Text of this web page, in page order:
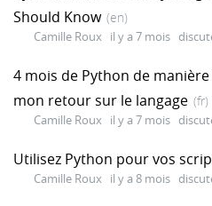
Should Know (en)
Camille Roux il y a 7 mois
4 mois de Python de
mon retour sur le langage (fr)
Camille Roux il y a 7 mois
Utilisez Python pour vos
Camille Roux il y a 8 mois